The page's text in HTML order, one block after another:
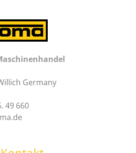
Germany
49 660